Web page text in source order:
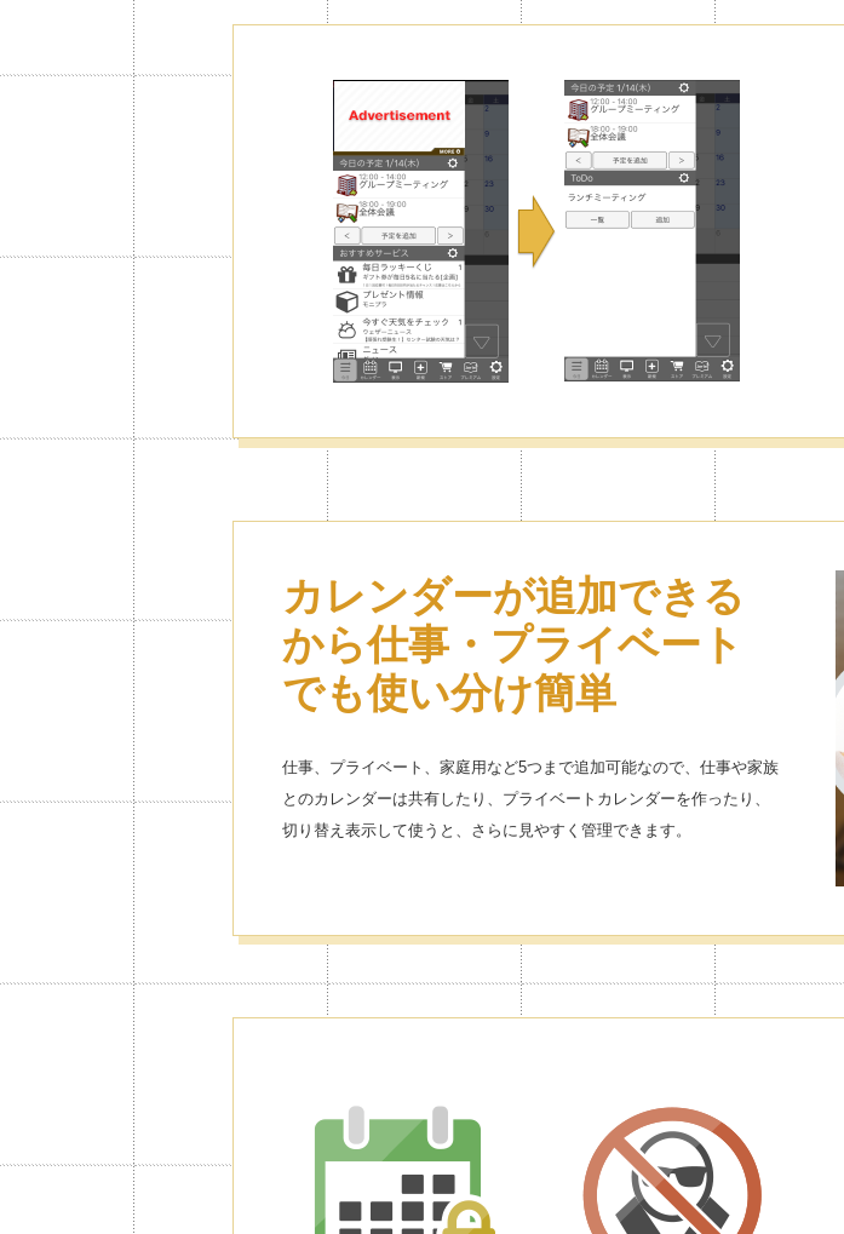
カレンダーが追加できる
から仕事・プライベート
でも使い分け簡単
仕事、プライベート、家庭用など5つまで追加可能なので、仕事や家族
とのカレンダーは共有したり、プライベートカレンダーを作ったり、
切り替え表示して使うと、さらに見やすく管理できます。